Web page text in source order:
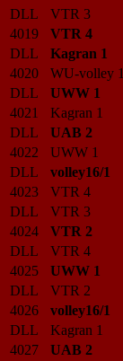
DLL
VTR 3
4019
VTR 4
DLL
Kagran 1
4020
WU-volley 1
DLL
UWW 1
4021
Kagran 1
DLL
UAB 2
4022
UWW 1
DLL
volley16/1
4023
VTR 4
DLL
VTR 3
4024
VTR 2
DLL
VTR 4
4025
UWW 1
DLL
VTR 2
4026
volley16/1
DLL
Kagran 1
4027
UAB 2